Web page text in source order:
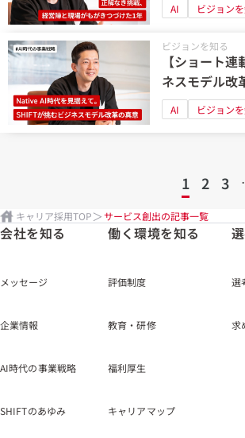
AI ビジョン
ビジョンを知る
【ショート
ネスモデル改
AI ビジョン
1 2 3
キャリア採用TOP サービス創出の記事一覧
会社を知る
メッセージ
企業情報
AI時代の事業戦略
SHIFTのあゆみ
働く環境を知る
評価制度
教育・研修
福利厚生
キャリアマップ
選
求